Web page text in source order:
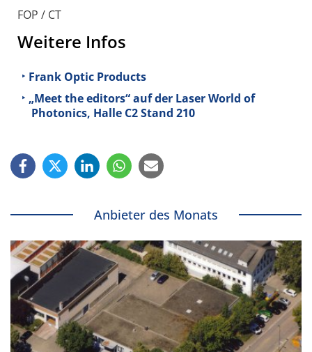
FOP / CT
Weitere Infos
Frank Optic Products
„Meet the editors“ auf der Laser World of
Photonics, Halle C2 Stand 210
Anbieter des Monats